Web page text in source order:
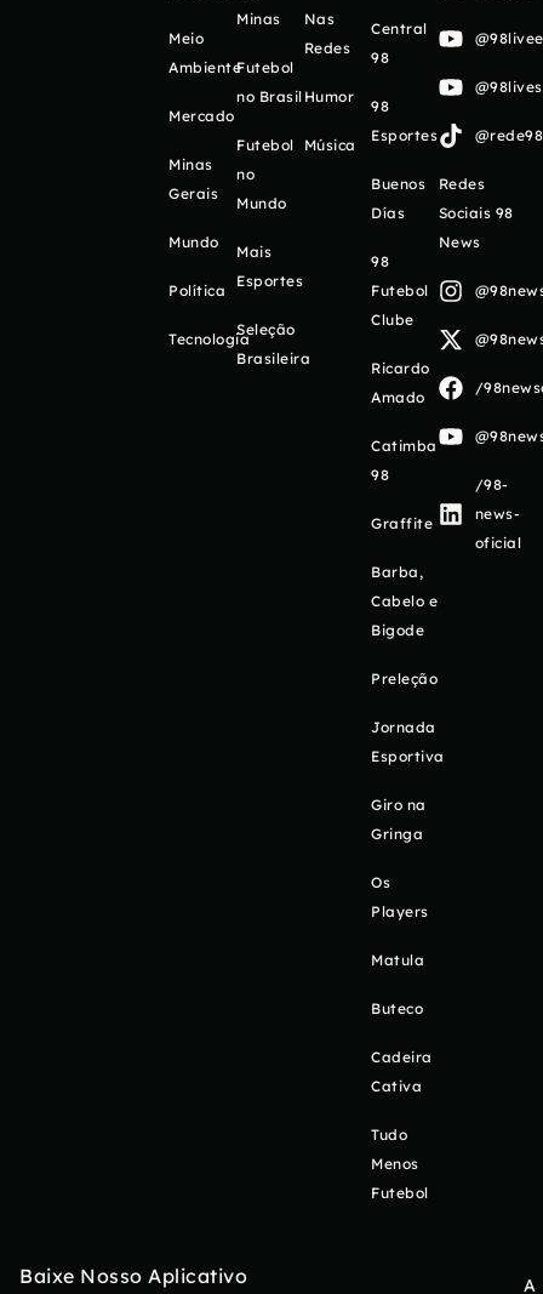
Meio
Ambiente
Mercado
Minas
Gerais
Mundo
Política
Tecnologia
Minas
Futebol
no Brasil
Futebol
no
Mundo
Mais
Esportes
Seleção
Brasileira
Nas
Redes
Humor
Música
Central
98
98
Esportes
Buenos
Días
98
Futebol
Clube
Ricardo
Amado
Catimba
98
Graffite
Barba,
Cabelo e
Bigode
Preleção
Jornada
Esportiva
Giro na
Gringa
Os
Players
Matula
Buteco
Cadeira
Cativa
Tudo
Menos
Futebol
Redes
Sociais 98
News
/
/98-
news-
oficial
Baixe Nosso Aplicativo A